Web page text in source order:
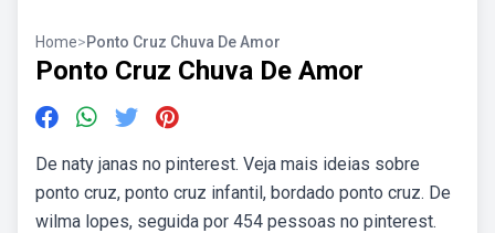
Home>Ponto Cruz Chuva De Amor
Ponto Cruz Chuva De Amor
De naty janas no pinterest. Veja mais ideias sobre
ponto cruz, ponto cruz infantil, bordado ponto cruz. De
wilma lopes, seguida por 454 pessoas no pinterest.